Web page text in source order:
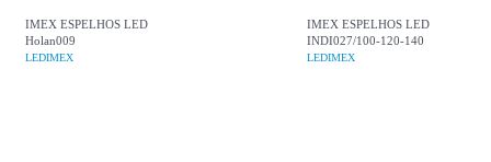
IMEX ESPELHOS LED
Holan009
LEDIMEX
IMEX ESPELHOS LED
INDI027/100-120-140
LEDIMEX